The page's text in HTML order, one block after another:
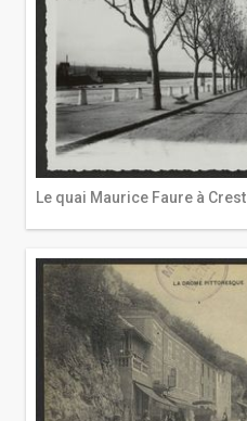
Le quai Maurice Faure à Crest